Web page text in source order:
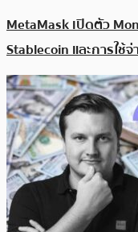
MetaMask เปิดตัว
Stablecoin และการใช้จ่